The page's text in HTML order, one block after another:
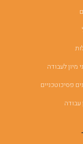
מיון לעבודה
פסיכוטכניים
עבודה